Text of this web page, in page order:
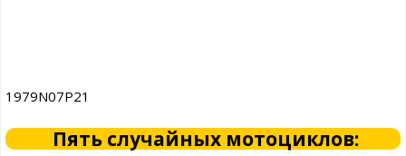
1979N07P21
Пять случайных мотоциклов: